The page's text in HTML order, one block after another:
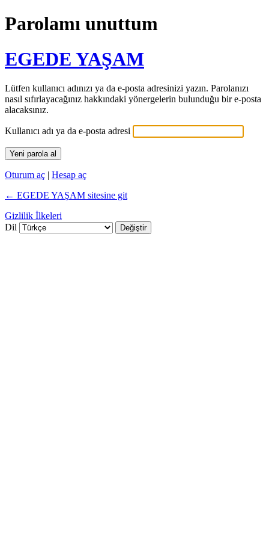
Parolamı unuttum
EGEDE YAŞAM
Lütfen kullanıcı adınızı ya da e-posta adresinizi yazın. Parolanızı
nasıl sıfırlayacağınız hakkındaki yönergelerin bulunduğu bir e-posta
alacaksınız.
Kullanıcı adı ya da e-posta adresi
Oturum aç | Hesap aç
← EGEDE YAŞAM sitesine git
Gizlilik İlkeleri
Dil